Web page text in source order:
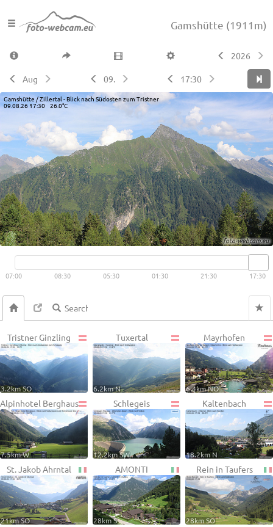
Gamshütte (1911m)
2026
Aug 09. 17:30
Gamshütte / Zillertal - Blick nach Südosten zum Tristner
09.08.26 17:30 26.0°C
Live video available → View
07:00 08:30 05:30 01:30 21:30 17:30
Tristner Ginzling
3.2km SO
Tuxertal
6.2km N
Mayrhofen
6.4km NO
Alpinhotel Berghaus
7.5km W
Schlegeis
12.2km SW
Kaltenbach
18.2km N
St. Jakob Ahrntal
21km SO
AMONTI
28km S
Rein in Taufers
28km SO